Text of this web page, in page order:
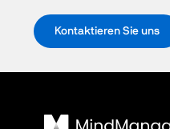
Kontaktieren Sie uns